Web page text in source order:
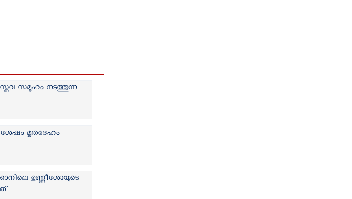
സമൂഹം നടത്തുന്ന
മൃതദേഹം
ഉണ്ണീശോയുടെ